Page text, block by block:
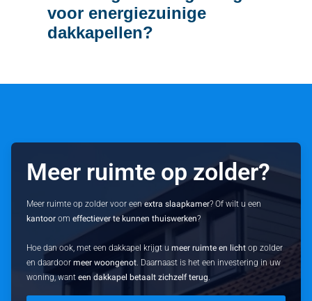
voor energiezuinige
dakkapellen?
Meer ruimte op zolder?
Meer ruimte op zolder voor eenextra slaapkamer? Of wilt u een
kantoor omeffectiever te kunnen thuiswerken?
Hoe dan ook, met een dakkapel krijgt umeer ruimte en licht op zolder
en daardoormeer woongenot . Daarnaast is het een investering in uw
woning, wanteen dakkapel betaalt zichzelf terug